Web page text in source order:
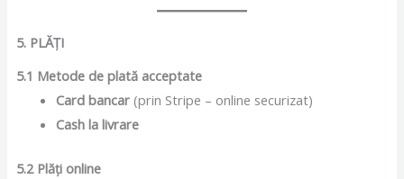
5. PLĂȚI
5.1 Metode de plată acceptate
Card bancar(prin Stripe – online securizat)
Cash la livrare
5.2 Plăți online